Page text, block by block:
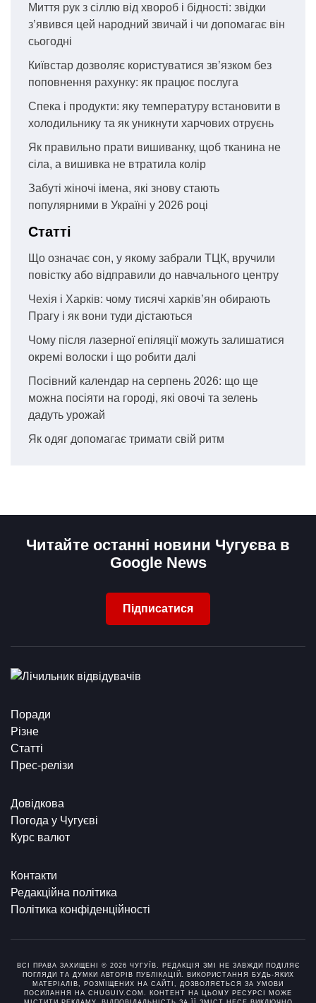
Миття рук з сіллю від хвороб і бідності: звідки
з’явився цей народний звичай і чи допомагає він
сьогодні
Київстар дозволяє користуватися зв’язком без
поповнення рахунку: як працює послуга
Спека і продукти: яку температуру встановити в
холодильнику та як уникнути харчових отруєнь
Як правильно прати вишиванку, щоб тканина не
сіла, а вишивка не втратила колір
Забуті жіночі імена, які знову стають
популярними в Україні у 2026 році
Статті
Що означає сон, у якому забрали ТЦК, вручили
повістку або відправили до навчального центру
Чехія і Харків: чому тисячі харків’ян обирають
Прагу і як вони туди дістаються
Чому після лазерної епіляції можуть залишатися
окремі волоски і що робити далі
Посівний календар на серпень 2026: що ще
можна посіяти на городі, які овочі та зелень
дадуть урожай
Як одяг допомагає тримати свій ритм
Читайте останні новини Чугуєва в
Google News
Підписатися
Поради
Різне
Статті
Прес-релізи
Довідкова
Погода у Чугуєві
Курс валют
Контакти
Редакційна політика
Політика конфіденційності
ВСІ ПРАВА ЗАХИЩЕНІ © 2026 ЧУГУЇВ. РЕДАКЦІЯ ЗМІ НЕ ЗАВЖДИ ПОДІЛЯЄ
ПОГЛЯДИ ТА ДУМКИ АВТОРІВ ПУБЛІКАЦІЙ. ВИКОРИСТАННЯ БУДЬ-ЯКИХ
МАТЕРІАЛІВ, РОЗМІЩЕНИХ НА САЙТІ, ДОЗВОЛЯЄТЬСЯ ЗА УМОВИ
ПОСИЛАННЯ НА CHUGUIV.COM. КОНТЕНТ НА ЦЬОМУ РЕСУРСІ МОЖЕ